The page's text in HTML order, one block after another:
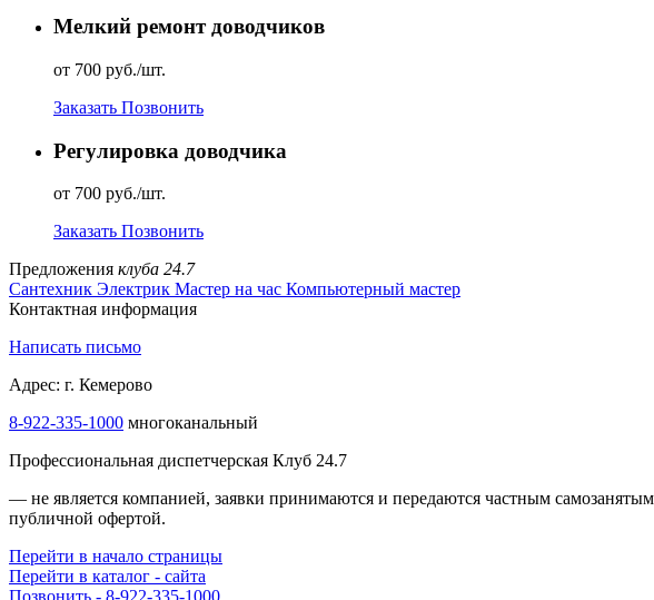
Мелкий ремонт доводчиков
от 700 руб./шт.
Заказать Позвонить
Регулировка доводчика
от 700 руб./шт.
Заказать Позвонить
Предложения клуба 24.7
Сантехник Электрик Мастер на час Компьютерный мастер
Контактная информация
Написать письмо
Адрес: г. Кемерово
8-922-335-1000 многоканальный
Профессиональная диспетчерская Клуб 24.7
— не является компанией, заявки принимаются и передаются частным
публичной офертой.
Перейти в начало страницы
Перейти в каталог - сайта